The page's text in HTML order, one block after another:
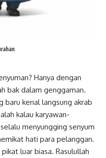
Hanya dengan
bak dalam genggaman.
baru kenal langsung akrab
kalau karyawan-
menyungging senyum
hati para pelanggan.
luar biasa. Rasulullah